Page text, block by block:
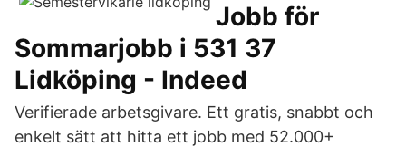
Jobb för
Sommarjobb i 531 37
Lidköping - Indeed
Verifierade arbetsgivare. Ett gratis, snabbt och
enkelt sätt att hitta ett jobb med 52.000+